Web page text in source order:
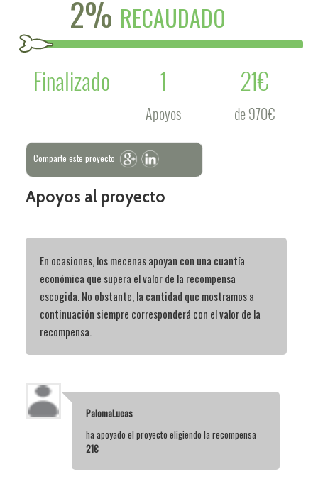
2% RECAUDADO
Finalizado
1
Apoyos
21€
de 970€
Comparte este proyecto
Apoyos al proyecto
En ocasiones, los mecenas apoyan con una cuantía
económica que supera el valor de la recompensa
escogida. No obstante, la cantidad que mostramos a
continuación siempre corresponderá con el valor de la
recompensa.
PalomaLucas
ha apoyado el proyecto eligiendo la recompensa
21€